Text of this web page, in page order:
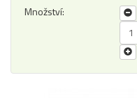
pro inkoustové tiskárny
pro kopírovací stroje
Label tape
Množství: